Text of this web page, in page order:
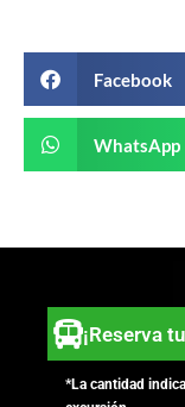
Facebook
WhatsApp
¡Reserva
*La cantidad